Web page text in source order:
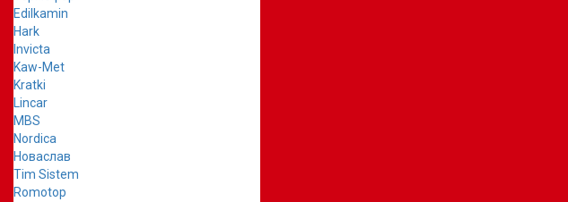
Edilkamin
Hark
Invicta
Kaw-Met
Kratki
Lincar
MBS
Nordica
Новаслав
Tim Sistem
Romotop